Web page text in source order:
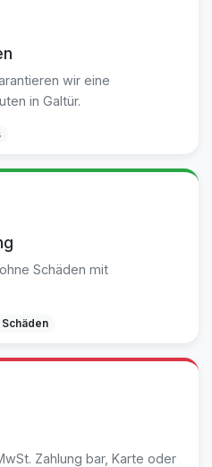
wir eine
in Galtür.
Schäden mit
Zahlung bar, Karte oder